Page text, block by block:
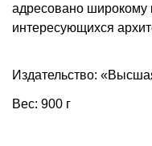
адресовано широкому
интересующихся
Издательство:
Вес: 900 г